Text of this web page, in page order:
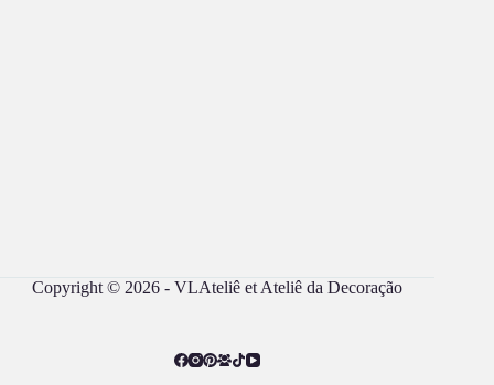
Copyright © 2026 - VLAteliê et Ateliê da Decoração